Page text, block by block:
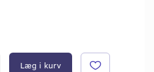
Læg i kurv